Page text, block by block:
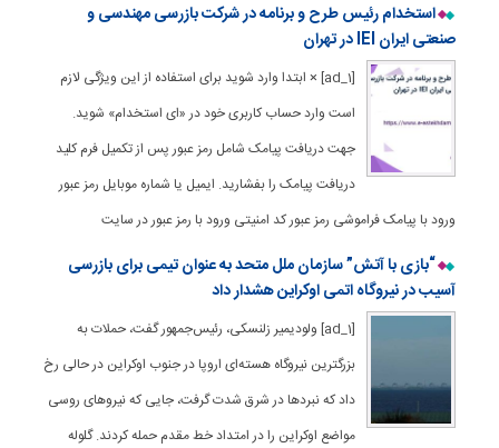
استخدام رئیس طرح و برنامه در شرکت بازرسی مهندسی و
صنعتی ایران IEI در تهران
[ad_1] × ابتدا وارد شوید برای استفاده از این ویژگی لازم
است وارد حساب کاربری خود در «ای استخدام» شوید.
جهت دریافت پیامک شامل رمز عبور پس از تکمیل فرم کلید
دریافت پیامک را بفشارید. ایمیل یا شماره موبایل رمز عبور
ورود با پیامک فراموشی رمز عبور کد امنیتی ورود با رمز عبور در سایت
“بازی با آتش” سازمان ملل متحد به عنوان تیمی برای بازرسی
آسیب در نیروگاه اتمی اوکراین هشدار داد
[ad_1] ولودیمیر زلنسکی، رئیس‌جمهور گفت، حملات به
بزرگترین نیروگاه هسته‌ای اروپا در جنوب اوکراین در حالی رخ
داد که نبردها در شرق شدت گرفت، جایی که نیروهای روسی
مواضع اوکراین را در امتداد خط مقدم حمله کردند. گلوله